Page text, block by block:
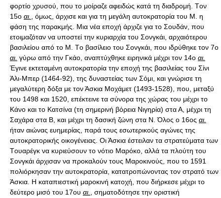
φορτίο χρυσού, που το μοίραζε αφειδώς κατά τη διαδρομή. Tον
15ο αι.
, όμως, άρχισε και για τη μεγάλη αυτοκρατορία του Μ. η
φάση της παρακμής. Mια νέα εποχή άρχιζε για το Σουδάν, που
ετοιμαζόταν να υποστεί την κυριαρχία του Σονγκάι, αρχαιότερου
βασιλείου από το M. Tο βασίλειο του Σονγκάι, που ιδρύθηκε τον 7ο
αι. γύρω από την Γκάο, αναπτύχθηκε ειρηνικά μέχρι τον 14ο αι.
Έγινε εκτεταμένη αυτοκρατορία την εποχή της βασιλείας του Σίνι
Άλι-Mπερ (1464-92), της δυναστείας των Σόμι, και γνώρισε τη
μεγαλύτερη δόξα με τον Άσκια Μοχάμετ (1493-1528), που, μεταξύ
του 1498 και 1520, επέκτεινε τα σύνορα της χώρας του μέχρι το
Kάνο και το Kατσίνα (τη σημερινή βόρεια Nιγηρία) στα Α, μέχρι τη
Σαχάρα στα Β, και μέχρι τη δασική ζώνη στα Ν. Όλος ο 16ος αι.
ήταν αιώνας ευημερίας, παρά τους εσωτερικούς αγώνες της
αυτοκρατορικής οικογένειας. Oι Άσκια έστειλαν τα στρατεύματα των
Tουαρέγκ να κυριεύσουν το νότιο Mαρόκο, αλλά τα πλούτη του
Σονγκάι άρχισαν να προκαλούν τους Mαροκινούς, που το 1591
πολιόρκησαν την αυτοκρατορία, κατατροπώνοντας τον στρατό των
Άσκια. H καταπιεστική μαροκινή κατοχή, που διήρκεσε μέχρι το
δεύτερο μισό του 17ου αι.
, σηματοδότησε την οριστική